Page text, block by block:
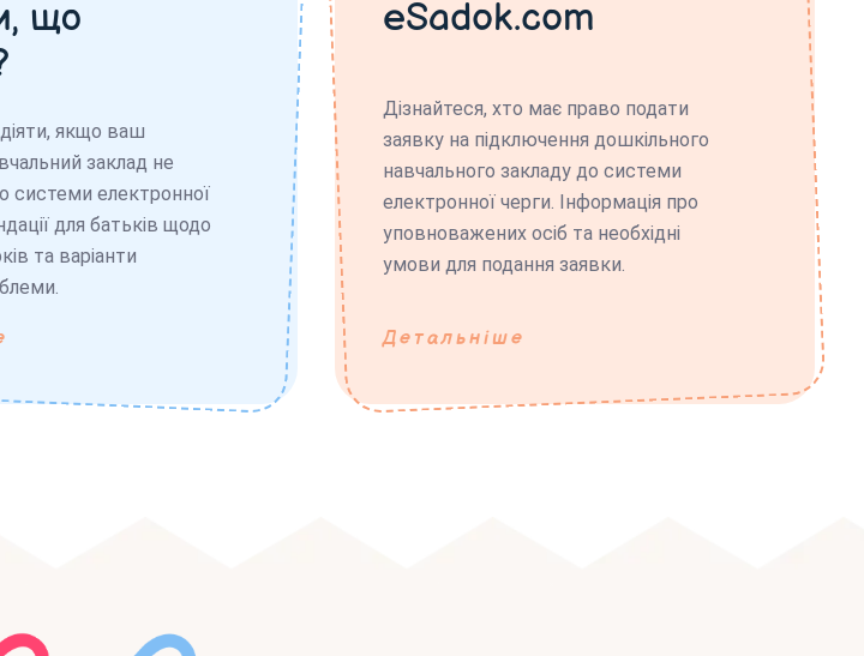
що
якщо ваш
заклад не
системи електронної
для батьків щодо
та варіанти
eSadok.com
Дізнайтеся, хто має право подати
заявку на підключення дошкільного
навчального закладу до системи
електронної черги. Інформація про
уповноважених осіб та необхідні
умови для подання заявки.
Детальніше